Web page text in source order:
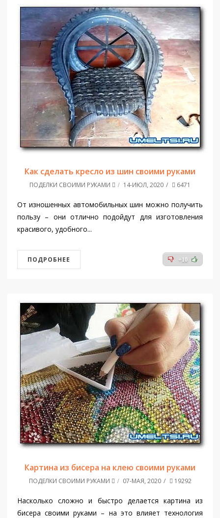
Как сделать кресло из шин своими руками
ПОДЕЛКИ СВОИМИ РУКАМИ 14-ИЮЛ, 2020 6471
От изношенных автомобильных шин можно получить
пользу – они отлично подойдут для изготовления
красивого, удобного...
+10
ПОДРОБНЕЕ
Картина из бисера на клею своими руками
ПОДЕЛКИ СВОИМИ РУКАМИ 07-МАЯ, 2020 19292
Насколько сложно и быстро делается картина из
бисера своими руками – на это влияет технология